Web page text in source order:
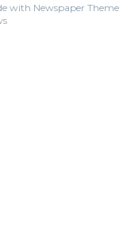
with Newspaper Theme